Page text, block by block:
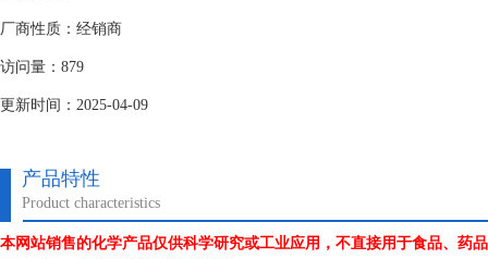
厂商性质：经销商
访问量：879
更新时间：2025-04-09
产品特性
Product characteristics
本网站销售的化学产品仅供科学研究或工业应用，不直接用于食品、药